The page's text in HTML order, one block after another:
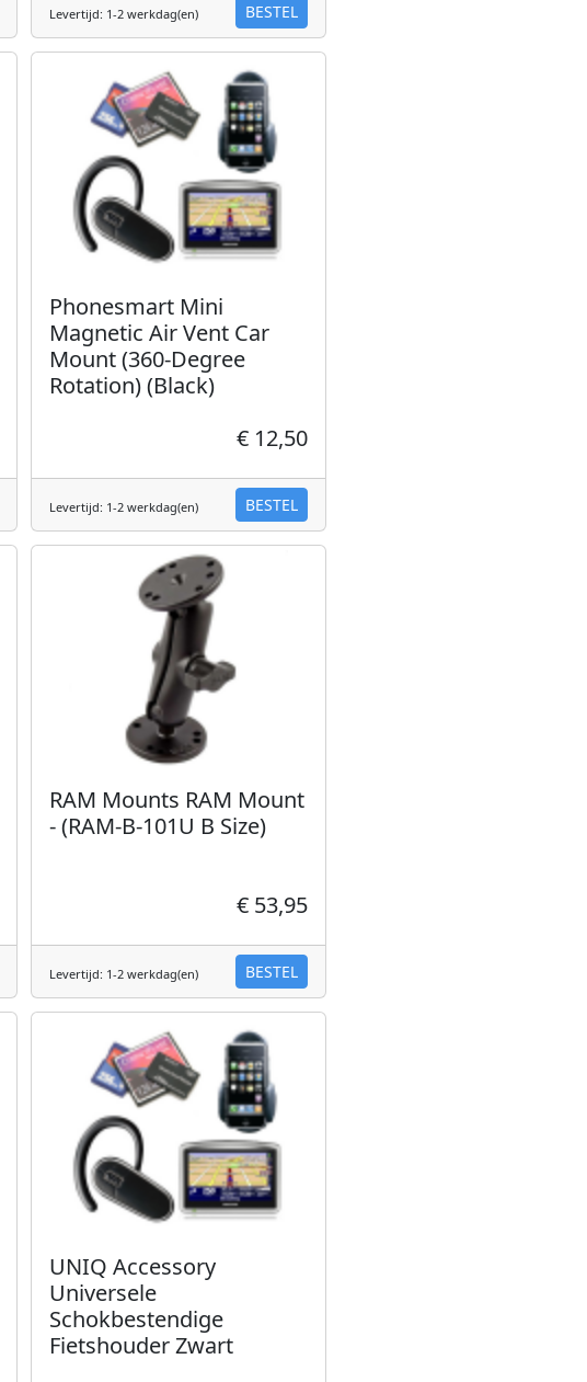
Levertijd: 1-2 werkdag(en) BESTEL
Phonesmart Mini
Magnetic Air Vent Car
Mount (360-Degree
Rotation) (Black)
€ 12,50
Levertijd: 1-2 werkdag(en) BESTEL
RAM Mounts RAM Mount
- (RAM-B-101U B Size)
€ 53,95
Levertijd: 1-2 werkdag(en) BESTEL
UNIQ Accessory
Universele
Schokbestendige
Fietshouder Zwart